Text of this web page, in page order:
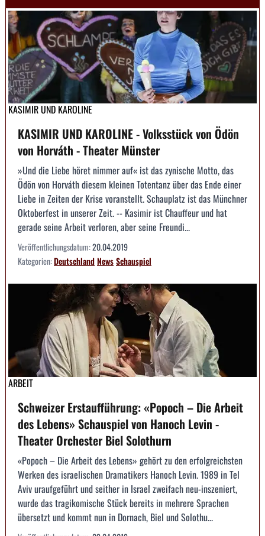
KASIMIR UND KAROLINE
KASIMIR UND KAROLINE - Volksstück von Ödön
von Horváth - Theater Münster
»Und die Liebe höret nimmer auf« ist das zynische Motto, das
Ödön von Horváth diesem kleinen Totentanz über das Ende einer
Liebe in Zeiten der Krise voranstellt. Schauplatz ist das Münchner
Oktoberfest in unserer Zeit. -- Kasimir ist Chauffeur und hat
gerade seine Arbeit verloren, aber seine Freundi...
Veröffentlichungsdatum:20.04.2019
Kategorien:DeutschlandNewsSchauspiel
ARBEIT
Schweizer Erstaufführung: «Popoch – Die Arbeit
des Lebens» Schauspiel von Hanoch Levin -
Theater Orchester Biel Solothurn
«Popoch – Die Arbeit des Lebens» gehört zu den erfolgreichsten
Werken des israelischen Dramatikers Hanoch Levin. 1989 in Tel
Aviv uraufgeführt und seither in Israel zweifach neu-inszeniert,
wurde das tragikomische Stück bereits in mehrere Sprachen
übersetzt und kommt nun in Dornach, Biel und Solothu...